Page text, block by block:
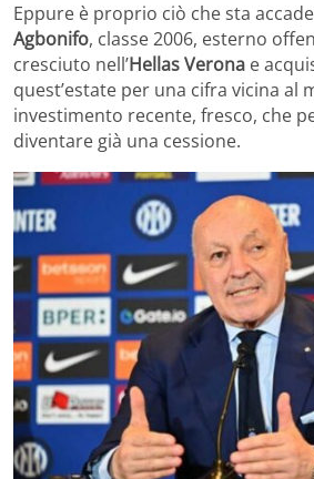
Eppure è proprio ciò che sta
Agbonifo, classe 2006, esterno
cresciuto nell’Hellas Verona e
quest’estate per una cifra vicina al
investimento recente, fresco, che
diventare già una cessione.